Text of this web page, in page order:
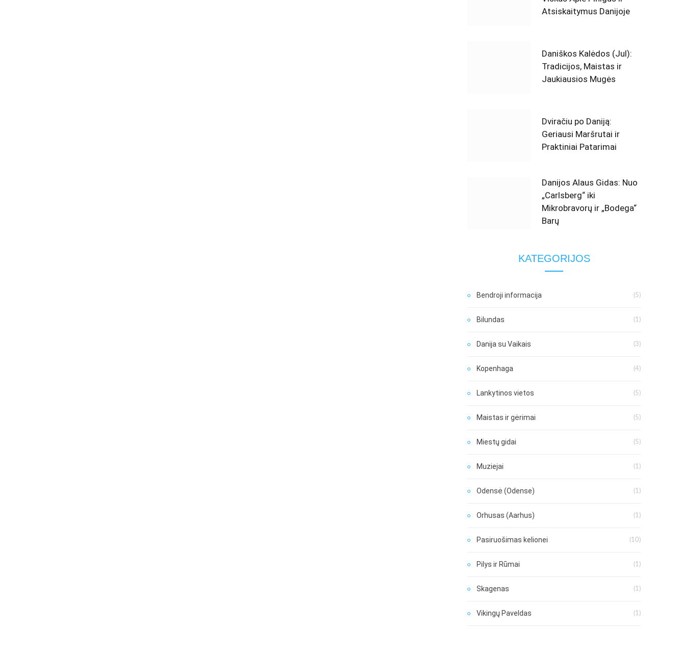
Atsiskaitymus Danijoje
Daniškos Kalėdos (Jul):
Tradicijos, Maistas ir
Jaukiausios Mugės
Dviračiu po Daniją:
Geriausi Maršrutai ir
Praktiniai Patarimai
Danijos Alaus Gidas: Nuo
„Carlsberg“ iki
Mikrobravorų ir „Bodega“
Barų
KATEGORIJOS
Bendroji informacija (5)
Bilundas (1)
Danija su Vaikais (3)
Kopenhaga (4)
Lankytinos vietos (5)
Maistas ir gėrimai (5)
Miestų gidai (5)
Muziejai (1)
Odensė (Odense) (1)
Orhusas (Aarhus) (1)
Pasiruošimas kelionei (10)
Pilys ir Rūmai (1)
Skagenas (1)
Vikingų Paveldas (1)